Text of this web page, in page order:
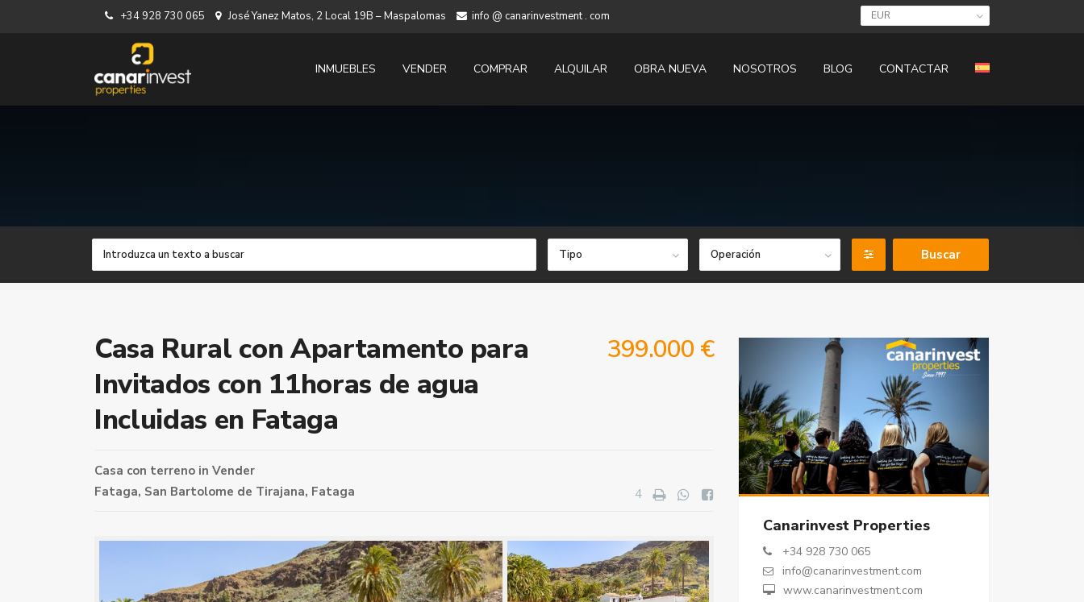
+34 928 730 065 José Yanez Matos, 2 Local 19B – Maspalomas info @ canarinvestment . com EUR
INMUEBLES VENDER COMPRAR ALQUILAR OBRA NUEVA NOSOTROS BLOG CONTACTAR
Tipo Operación
Casa Rural con Apartamento para
Invitados con 11horas de agua
Incluidas en Fataga
399.000 €
Casa con terreno in Vender
Fataga, San Bartolome de Tirajana, Fataga 4
Canarinvest Properties
+34 928 730 065
info@canarinvestment.com
www.canarinvestment.com